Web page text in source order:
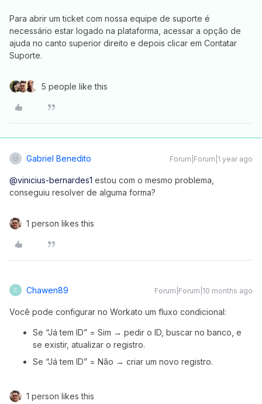
Para abrir um ticket com nossa equipe de suporte é
necessário estar logado na plataforma, acessar a opção de
ajuda no canto superior direito e depois clicar em Contatar
Suporte.
5 people like this
Gabriel Benedito Forum|Forum|1 year ago
@vinicius-bernardes1 estou com o mesmo problema,
conseguiu resolver de alguma forma?
1 person likes this
C Chawen89 Forum|Forum|10 months ago
Você pode configurar no Workato um fluxo condicional:
Se “Já tem ID” = Sim → pedir o ID, buscar no banco, e
se existir, atualizar o registro.
Se “Já tem ID” = Não → criar um novo registro.
1 person likes this